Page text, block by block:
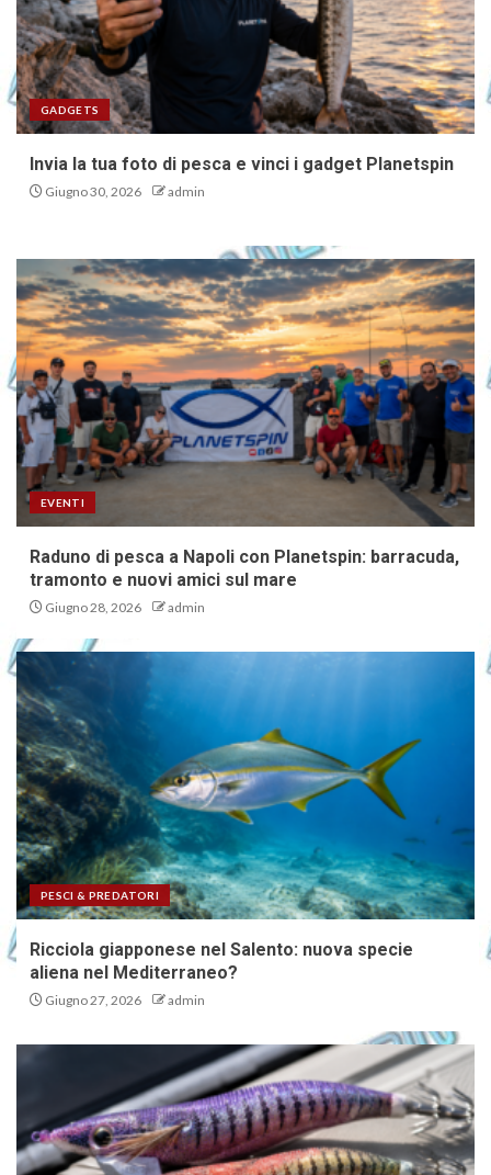
GADGETS
Invia la tua foto di pesca e vinci i gadget Planetspin
Giugno 30, 2026 admin
EVENTI
Raduno di pesca a Napoli con Planetspin: barracuda,
tramonto e nuovi amici sul mare
Giugno 28, 2026 admin
PESCI & PREDATORI
Ricciola giapponese nel Salento: nuova specie
aliena nel Mediterraneo?
Giugno 27, 2026 admin